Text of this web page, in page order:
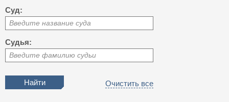
Суд:
Введите название суда
Судья:
Введите фамилию судьи
Очистить все